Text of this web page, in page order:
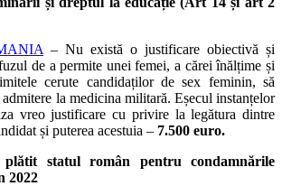
– Nu există o justificare obiectivă și
de a permite unei femei, a cărei înălțime și
cerute candidaților de sex feminin, să
la medicina militară. Eșecul instanțelor
vreo justificare cu privire la legătura dintre
și puterea acestuia – 7.500 euro.
plătit statul român pentru condamnările
2022